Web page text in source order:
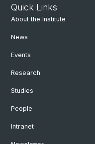
Quick Links
About the Institute
News
Events
Research
Studies
People
Intranet